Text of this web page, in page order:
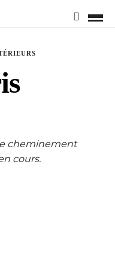
cheminement
cours.